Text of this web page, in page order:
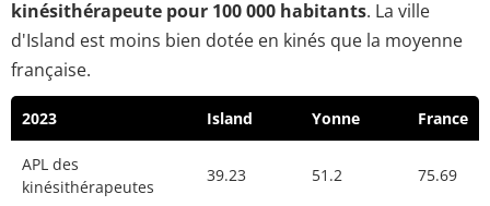
kinésithérapeute pour 100 000 habitants. La ville
d'Island est moins bien dotée en kinés que la moyenne
française.
2023 Island Yonne France
APL des
kinésithérapeutes
39.23 51.2 75.69